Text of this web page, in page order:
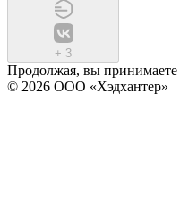
+ 3
Продолжая, вы принимаете
© 2026 ООО «Хэдхантер»